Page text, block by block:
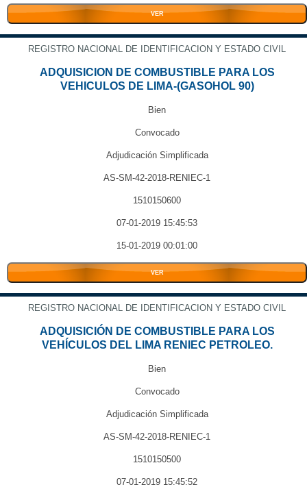
VER
REGISTRO NACIONAL DE IDENTIFICACION Y ESTADO CIVIL
ADQUISICION DE COMBUSTIBLE PARA LOS
VEHICULOS DE LIMA-(GASOHOL 90)
Bien
Convocado
Adjudicación Simplificada
AS-SM-42-2018-RENIEC-1
1510150600
07-01-2019 15:45:53
15-01-2019 00:01:00
VER
REGISTRO NACIONAL DE IDENTIFICACION Y ESTADO CIVIL
ADQUISICIÓN DE COMBUSTIBLE PARA LOS
VEHÍCULOS DEL LIMA RENIEC PETROLEO.
Bien
Convocado
Adjudicación Simplificada
AS-SM-42-2018-RENIEC-1
1510150500
07-01-2019 15:45:52